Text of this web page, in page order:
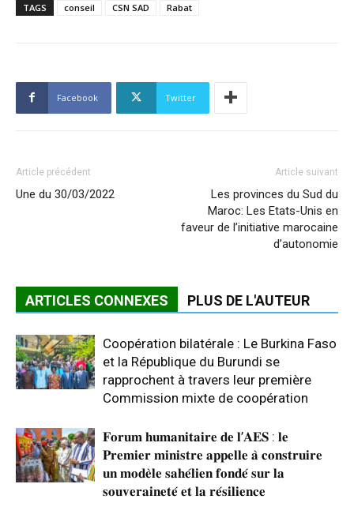
TAGS conseil CSN SAD Rabat
Facebook Twitter
Article précédent
Une du 30/03/2022
Article suivant
Les provinces du Sud du
Maroc: Les Etats-Unis en
faveur de l’initiative marocaine
d’autonomie
ARTICLES CONNEXES PLUS DE L'AUTEUR
Coopération bilatérale : Le Burkina Faso
et la République du Burundi se
rapprochent à travers leur première
Commission mixte de coopération
𝐅𝐨𝐫𝐮𝐦 𝐡𝐮𝐦𝐚𝐧𝐢𝐭𝐚𝐢𝐫𝐞 𝐝𝐞 𝐥’𝐀𝐄𝐒 : 𝐥𝐞
𝐏𝐫𝐞𝐦𝐢𝐞𝐫 𝐦𝐢𝐧𝐢𝐬𝐭𝐫𝐞 𝐚𝐩𝐩𝐞𝐥𝐥𝐞 𝐚̀ 𝐜𝐨𝐧𝐬𝐭𝐫𝐮𝐢𝐫𝐞
𝐮𝐧 𝐦𝐨𝐝𝐞̀𝐥𝐞 𝐬𝐚𝐡𝐞́𝐥𝐢𝐞𝐧 𝐟𝐨𝐧𝐝𝐞́ 𝐬𝐮𝐫 𝐥𝐚
𝐬𝐨𝐮𝐯𝐞𝐫𝐚𝐢𝐧𝐞𝐭𝐞́ 𝐞𝐭 𝐥𝐚 𝐫𝐞́𝐬𝐢𝐥𝐢𝐞𝐧𝐜𝐞